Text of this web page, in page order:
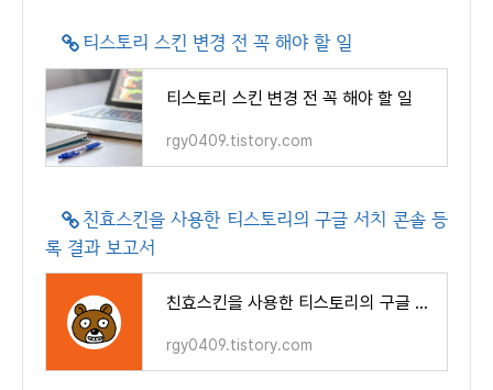
티스토리 스킨 변경 전 꼭 해야 할 일
티스토리 스킨 변경 전 꼭 해야 할 일
rgy0409.tistory.com
친효스킨을 사용한 티스토리의 구글 서치 콘솔 등
록 결과 보고서
친효스킨을 사용한 티스토리의 구글 서치 콘솔 등록 결과 보고서
rgy0409.tistory.com